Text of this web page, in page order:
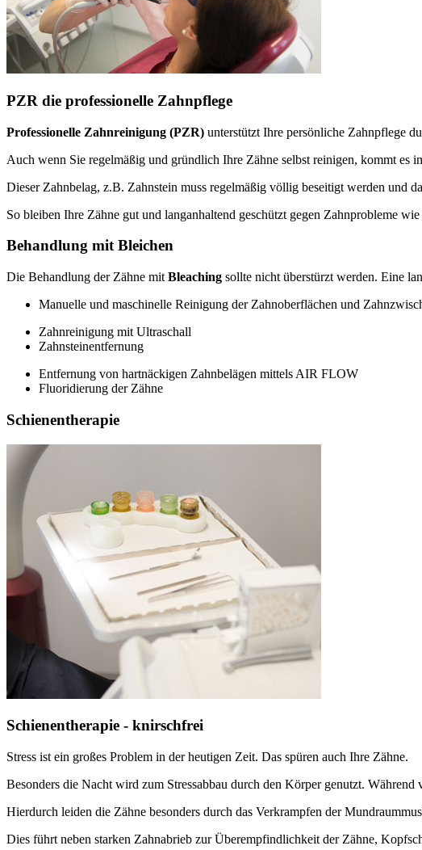
PZR die professionelle Zahnpflege
Professionelle Zahnreinigung (PZR) unterstützt Ihre persönliche Zahnpflege
Auch wenn Sie regelmäßig und gründlich Ihre Zähne selbst reinigen, kommt
Dieser Zahnbelag, z.B. Zahnstein muss regelmäßig völlig beseitigt werden und
So bleiben Ihre Zähne gut und langanhaltend geschützt gegen Zahnprobleme
Behandlung mit Bleichen
Die Behandlung der Zähne mit Bleaching sollte nicht überstürzt werden. Eine
Manuelle und maschinelle Reinigung der Zahnoberflächen und
Zahnreinigung mit Ultraschall
Zahnsteinentfernung
Entfernung von hartnäckigen Zahnbelägen mittels AIR FLOW
Fluoridierung der Zähne
Schienentherapie
Schienentherapie - knirschfrei
Stress ist ein großes Problem in der heutigen Zeit. Das spüren auch Ihre Zähne.
Besonders die Nacht wird zum Stressabbau durch den Körper genutzt.
Hierdurch leiden die Zähne besonders durch das Verkrampfen der
Dies führt neben starken Zahnabrieb zur Überempfindlichkeit der Zähne,